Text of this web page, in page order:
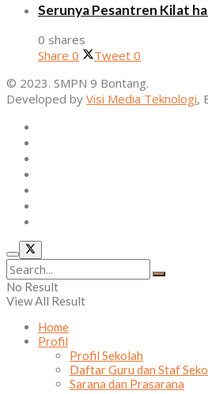
Serunya Pesantren Kilat
0 shares
Share 0 Tweet 0
© 2023. SMPN 9 Bontang.
Developed by Visi Media Teknologi,
No Result
View All Result
Home
Profil
Profil Sekolah
Daftar Guru dan Staf
Sarana dan Prasarana